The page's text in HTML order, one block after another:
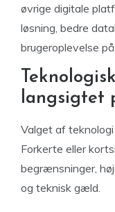
øvrige digitale
løsning, bedre
brugeroplevelse
langsigtet
Valget af teknologi
Forkerte eller
begrænsninger,
og teknisk gæld.